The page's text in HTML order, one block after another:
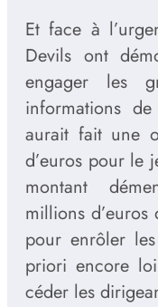
Et face à
Devils ont
engager les
informations
aurait fait une
d’euros pour le
montant
millions
pour enrôler
priori encore
céder les